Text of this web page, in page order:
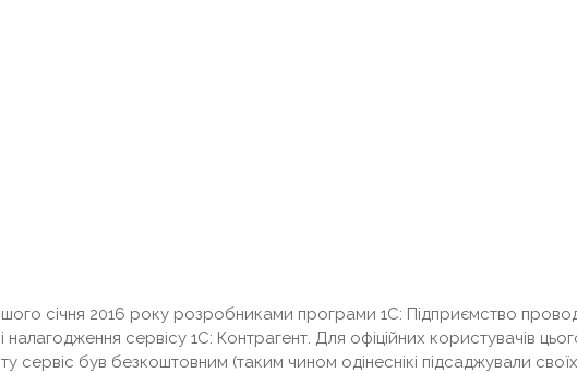
січня 2016 року розробниками програми 1С: Підприємство
налагодження сервісу 1С: Контрагент. Для офіційних користувачів
сервіс був безкоштовним (таким чином одінеснікі підсаджували своїх